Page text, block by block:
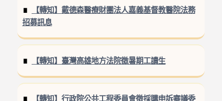
【轉知】戴德森醫療財團法人嘉義基督教醫院法務
招募訊息
【轉知】臺灣高雄地方法院徵暑期工讀生
【轉知】行政院公共工程委員會徵採購申訴審議委